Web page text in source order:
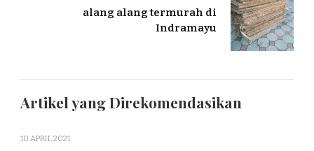
alang alang termurah di
Indramayu
Artikel yang Direkomendasikan
10 APRIL 2021